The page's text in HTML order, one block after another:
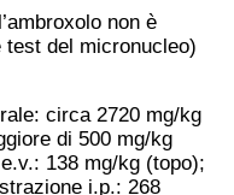
l’ambroxolo non è
del micronucleo)
circa 2720 mg/kg
di 500 mg/kg
138 mg/kg (topo);
i.p.: 268